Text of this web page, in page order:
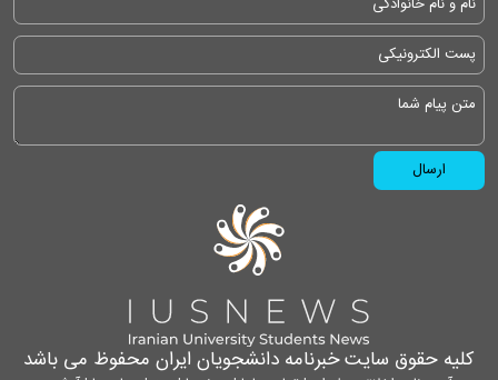
کلیه حقوق سایت خبرنامه دانشجویان ایران محفوظ می باشد